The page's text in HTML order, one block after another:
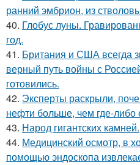
ранний эмбрион, из
40. Глобус луны.
год.
41. Британия и США всегда
верный путь войны с
готовились.
42. Эксперты раскрыли,
нефти больше, чем где-
43. Народ гигантских камней.
44. Медицинский осмотр, в
помощью эндоскопа